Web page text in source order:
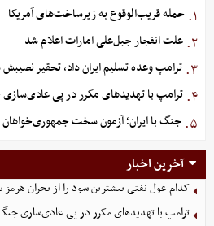
۱. حمله قریب‌الوقوع به زیرساخت‌های آمریکا
۲. علت انفجار جبل‌علی امارات اعلام شد
۳. ترامپ وعده تسلیم ایران داد، تحقیر
۴. ترامپ با تهدیدهای مکرر در پی
۵. جنگ با ایران؛ آزمون سخت جمهوری‌خواهان
آخرین اخبار
کدام غول نفتی بیشترین سود را از بحران هرمز
ترامپ با تهدیدهای مکرر در پی عادی‌سازی